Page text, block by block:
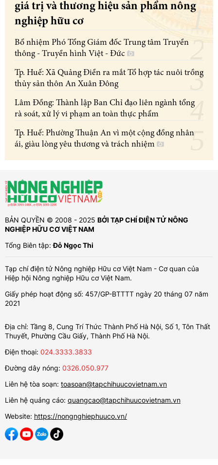
giá trị và thương hiệu sản phẩm nông
nghiệp hữu cơ
Bổ nhiệm Phó Tổng Giám đốc Trung tâm Truyền
thông - Truyền hình Việt - Đức
Tp. Huế: Xã Quảng Điền ra mắt Tổ hợp tác nuôi trồng
thủy sản thôn An Xuân Đông
Lâm Đồng: Thành lập Ban Chỉ đạo liên ngành tổng
rà soát, xử lý vi phạm an toàn thực phẩm
Tp. Huế: Phường Thuận An vì một cộng đồng nhân
ái, giàu lòng yêu thương và trách nhiệm
BẢN QUYỀN © 2008 - 2025 BỞI TẠP CHÍ ĐIỆN TỬ NÔNG
NGHIỆP HỮU CƠ VIỆT NAM
Tổng Biên tập:Đỗ Ngọc Thi
Tạp chí điện tử Nông nghiệp Hữu cơ Việt Nam - Cơ quan của
Hiệp hội Nông nghiệp Hữu cơ Việt Nam.
Giấy phép hoạt động số: 457/GP-BTTTT ngày 20 tháng 07 năm
2021
Địa chỉ: Tầng 8, Cung Trí Thức Thành Phố Hà Nội, Số 1, Tôn Thất
Thuyết, Phường Cầu Giấy, Thành Phố Hà Nội.
Điện thoại: 024.3333.3833
Đường dây nóng: 0326.050.977
Liên hệ tòa soạn: toasoan@tapchihuucovietnam.vn
Liên hệ quảng cáo: quangcao@tapchihuucovietnam.vn
Website: https://nongnghiephuuco.vn/